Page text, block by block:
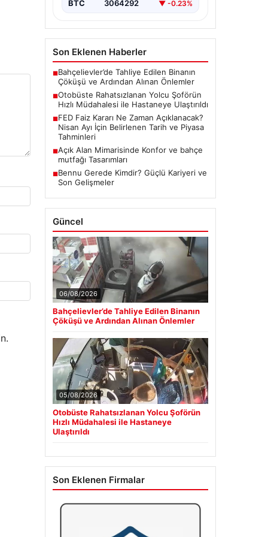
BTC 3064292 ▼ -0.23%
Son Eklenen Haberler
■Bahçelievler’de Tahliye Edilen Binanın
Çöküşü ve Ardından Alınan Önlemler
■Otobüste Rahatsızlanan Yolcu Şoförün
Hızlı Müdahalesi ile Hastaneye Ulaştırıldı
■FED Faiz Kararı Ne Zaman Açıklanacak?
Nisan Ayı İçin Belirlenen Tarih ve Piyasa
Tahminleri
■Açık Alan Mimarisinde Konfor ve bahçe
mutfağı Tasarımları
■Bennu Gerede Kimdir? Güçlü Kariyeri ve
Son Gelişmeler
Güncel
06/08/2026
Bahçelievler’de Tahliye Edilen Binanın
Çöküşü ve Ardından Alınan Önlemler
05/08/2026
Otobüste Rahatsızlanan Yolcu Şoförün
Hızlı Müdahalesi ile Hastaneye
Ulaştırıldı
Son Eklenen Firmalar